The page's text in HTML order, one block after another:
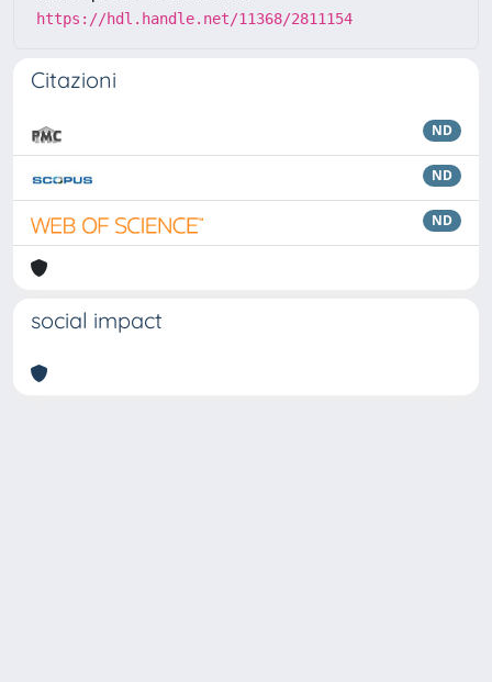
https://hdl.handle.net/11368/2811154
Citazioni
ND
ND
ND
social impact